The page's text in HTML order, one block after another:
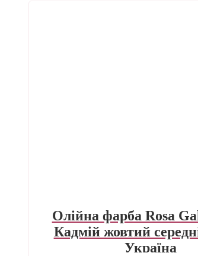
Олійна фарба Rosa
Кадмій жовтий
Україна